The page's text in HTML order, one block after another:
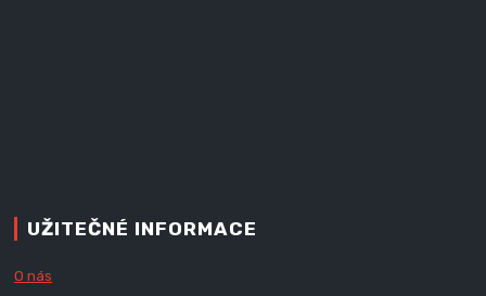
UŽITEČNÉ INFORMACE
O nás